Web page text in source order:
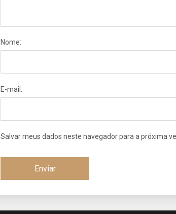
Nome:
E-mail:
Salvar meus dados neste navegador para a próxima